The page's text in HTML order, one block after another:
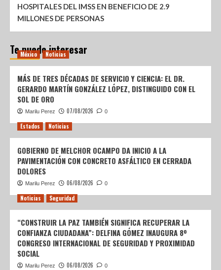
HOSPITALES DEL IMSS EN BENEFICIO DE 2.9
MILLONES DE PERSONAS
Te puede interesar
México Noticias
MÁS DE TRES DÉCADAS DE SERVICIO Y CIENCIA: EL DR.
GERARDO MARTÍN GONZÁLEZ LÓPEZ, DISTINGUIDO CON EL
SOL DE ORO
Marilu Perez 07/08/2026 0
Estados Noticias
GOBIERNO DE MELCHOR OCAMPO DA INICIO A LA
PAVIMENTACIÓN CON CONCRETO ASFÁLTICO EN CERRADA
DOLORES
Marilu Perez 06/08/2026 0
Noticias Seguridad
“CONSTRUIR LA PAZ TAMBIÉN SIGNIFICA RECUPERAR LA
CONFIANZA CIUDADANA”: DELFINA GÓMEZ INAUGURA 8º
CONGRESO INTERNACIONAL DE SEGURIDAD Y PROXIMIDAD
SOCIAL
Marilu Perez 06/08/2026 0